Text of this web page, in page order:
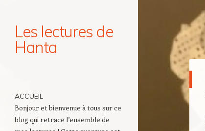
Les lectures de
Hanta
ACCUEIL
Bonjour et bienvenue à tous sur ce
blog qui retrace l’ensemble de